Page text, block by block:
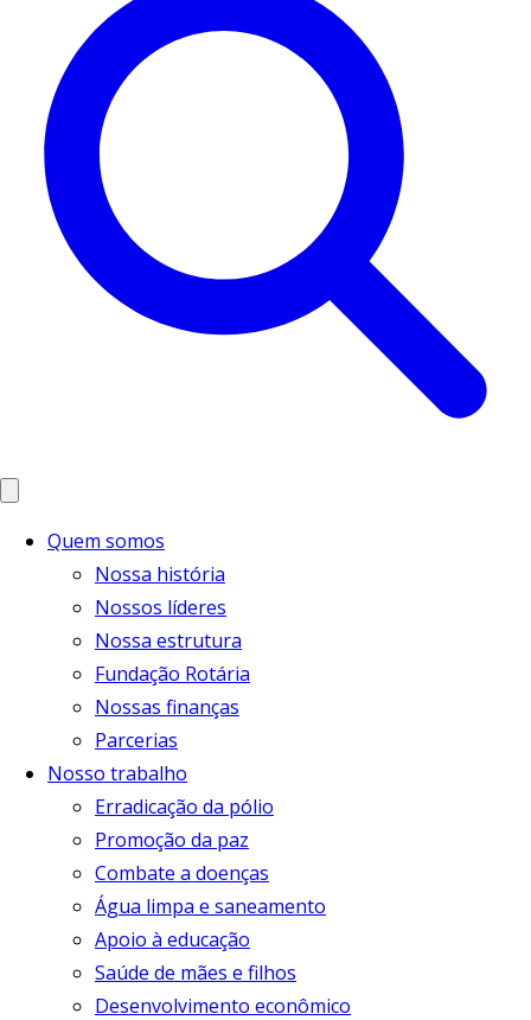
Quem somos
Nossa história
Nossos líderes
Nossa estrutura
Fundação Rotária
Nossas finanças
Parcerias
Nosso trabalho
Erradicação da pólio
Promoção da paz
Combate a doenças
Água limpa e saneamento
Apoio à educação
Saúde de mães e filhos
Desenvolvimento econômico